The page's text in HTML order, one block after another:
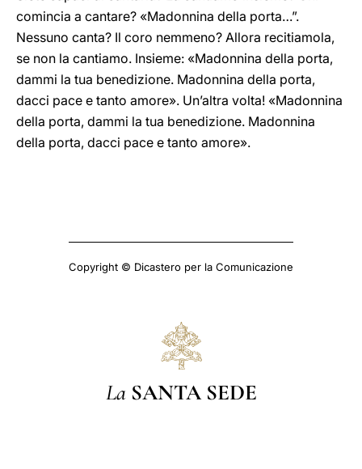
comincia a cantare? «Madonnina della porta…”.
Nessuno canta? Il coro nemmeno? Allora recitiamola,
se non la cantiamo. Insieme: «Madonnina della porta,
dammi la tua benedizione. Madonnina della porta,
dacci pace e tanto amore». Un’altra volta! «Madonnina
della porta, dammi la tua benedizione. Madonnina
della porta, dacci pace e tanto amore».
Copyright © Dicastero per la Comunicazione
La SANTA SEDE